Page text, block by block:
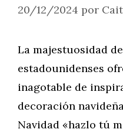
20/12/2024 por
La majestuosidad
estadounidenses
inagotable de
decoración
Navidad «hazlo tú